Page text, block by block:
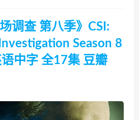
调查 第八季》CSI:
Season 8
中字 全17集 豆瓣